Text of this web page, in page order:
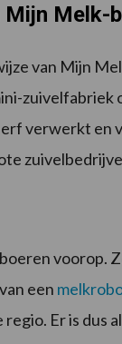
Melk-
van Mijn
verwerkt en
voorop.
een
Er is dus